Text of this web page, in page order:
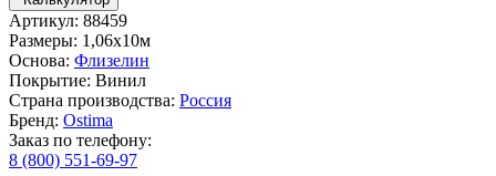
Артикул: 88459
Размеры: 1,06х10м
Основа: Флизелин
Покрытие: Винил
Страна производства: Россия
Бренд: Ostima
Заказ по телефону:
8 (800) 551-69-97